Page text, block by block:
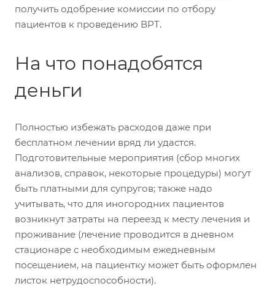
получить одобрение комиссии по отбору
пациентов к проведению ВРТ.
На что понадобятся
деньги
Полностью избежать расходов даже при
бесплатном лечении вряд ли удастся.
Подготовительные мероприятия (сбор многих
анализов, справок, некоторые процедуры) могут
быть платными для супругов; также надо
учитывать, что для иногородних пациентов
возникнут затраты на переезд к месту лечения и
проживание (лечение проводится в дневном
стационаре с необходимым ежедневным
посещением, на пациентку может быть оформлен
листок нетрудоспособности).